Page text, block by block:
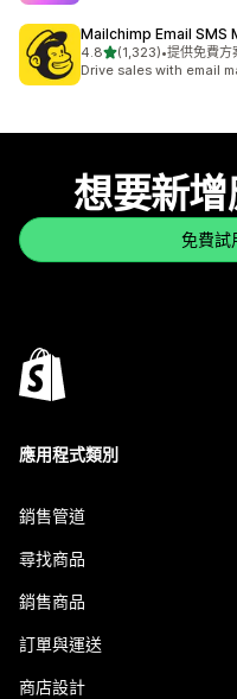
Mailchimp Email SMS
4.8滿分 5 顆星
(1,323)
共有 1323 則評價
•提供免費方
Drive sales with email
想要新增
免費
應用程式類別
銷售管道
尋找商品
銷售商品
訂單與運送
商店設計